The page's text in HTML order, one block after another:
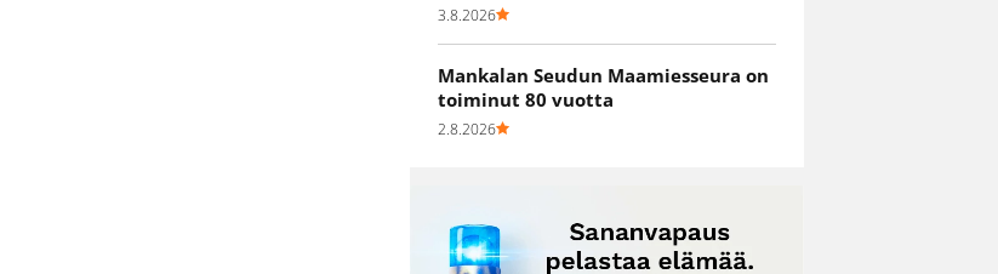
3.8.2026
Mankalan Seudun Maamiesseura on
toiminut 80 vuotta
2.8.2026